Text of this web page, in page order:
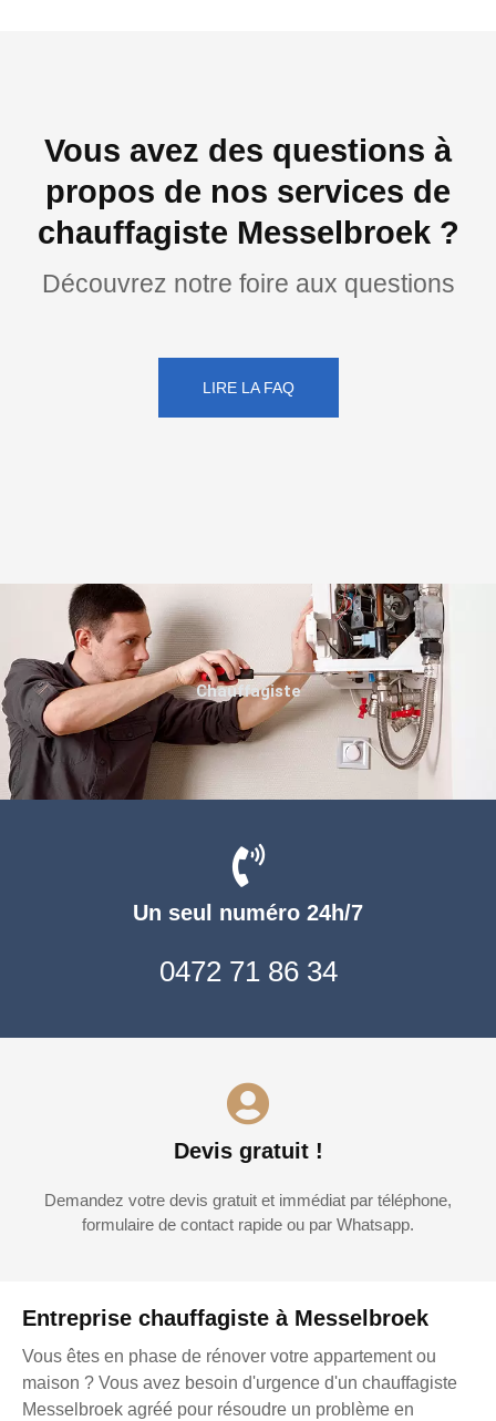
Vous avez des questions à
propos de nos services de
chauffagiste Messelbroek ?
Découvrez notre foire aux questions
LIRE LA FAQ
Entreprise chauffagiste à Messelbroek
Vous êtes en phase de rénover votre appartement ou
maison ? Vous avez besoin d'urgence d'un chauffagiste
Messelbroek agréé pour résoudre un problème en
Un seul numéro 24h/7
0472 71 86 34
Devis gratuit !
Demandez votre devis gratuit et immédiat par téléphone,
formulaire de contact rapide ou par Whatsapp.
Chauffagiste